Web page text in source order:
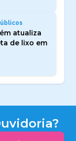
atualiza
de lixo em